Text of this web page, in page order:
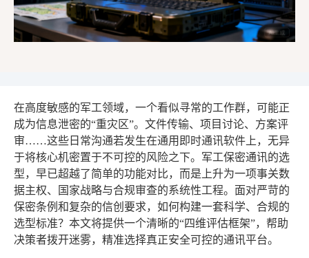
在高度敏感的军工领域，一个看似寻常的工作群，可能正
成为信息泄密的“重灾区”。文件传输、项目讨论、方案评
审……这些日常沟通若发生在通用即时通讯软件上，无异
于将核心机密置于不可控的风险之下。军工保密通讯的选
型，早已超越了简单的功能对比，而是上升为一项事关数
据主权、国家战略与合规审查的系统性工程。面对严苛的
保密条例和复杂的信创要求，如何构建一套科学、合规的
选型标准？本文将提供一个清晰的“四维评估框架”，帮助
决策者拨开迷雾，精准选择真正安全可控的通讯平台。